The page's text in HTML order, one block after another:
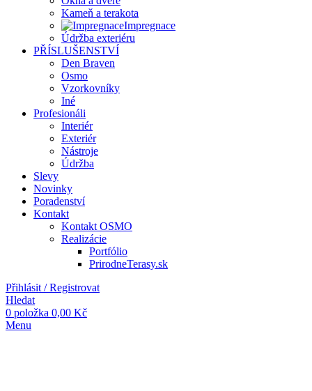
Kameň a terakota
Impregnace
Údržba exteriéru
PŘÍSLUŠENSTVÍ
Den Braven
Osmo
Vzorkovníky
Iné
Profesionáli
Interiér
Exteriér
Nástroje
Údržba
Slevy
Novinky
Poradenství
Kontakt
Kontakt OSMO
Realizácie
Portfólio
PrirodneTerasy.sk
Přihlásit / Registrovat
Hledat
0 položka 0,00 Kč
Menu